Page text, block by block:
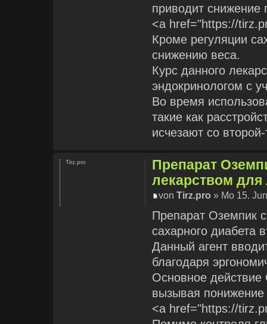
приводит снижение
<a href="https://
Кроме регуляции
снижению веса.
Курс данного
эндокринологом с
Во время
такие как
исчезают со
Препарат
лекарством для
vonTirz.pro » Mo 15.
Препарат Оземпик
сахарного диабета
Данный агент
благодаря
Основное
вызывая
<a href="https://
Tirz.pro